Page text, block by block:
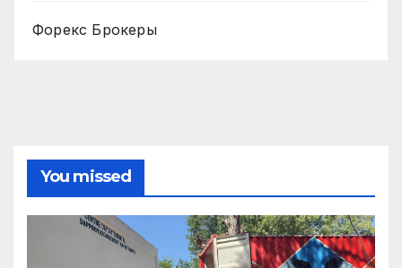
Форекс Брокеры
You missed